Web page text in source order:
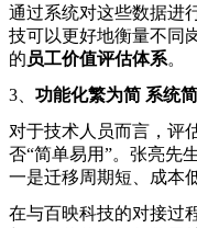
通过系统对这些数据进
技可以更好地衡量不同
的 员工价值评估体系。
3、 功能化繁为简 系统
对于技术人员而言，评
否“简单易用”。张亮先
一是迁移周期短、成本
在与百映科技的对接过